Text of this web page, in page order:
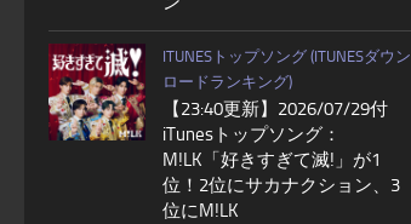
ITUNESトップソング (ITUNESダウン
ロードランキング)
【23:40更新】2026/07/29付
iTunesトップソング：
M!LK「好きすぎて滅!」が1
位！2位にサカナクション、3
位にM!LK